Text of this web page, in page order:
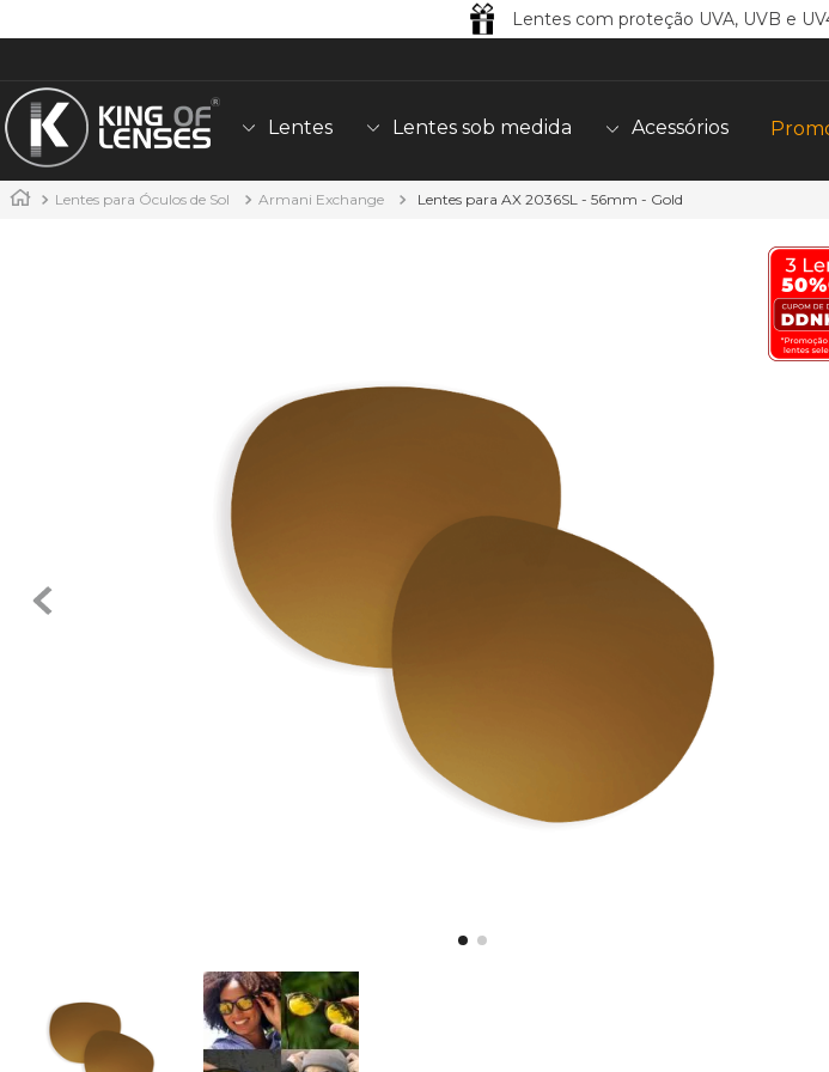
Lentes com proteção UVA, UVB e
Lentes Lentes sob medida Acessórios
Lentes para Óculos de Sol Armani Exchange Lentes para AX 2036SL - 56mm - GoldTERMOS MAIS BUSCADOS
latch
sutro